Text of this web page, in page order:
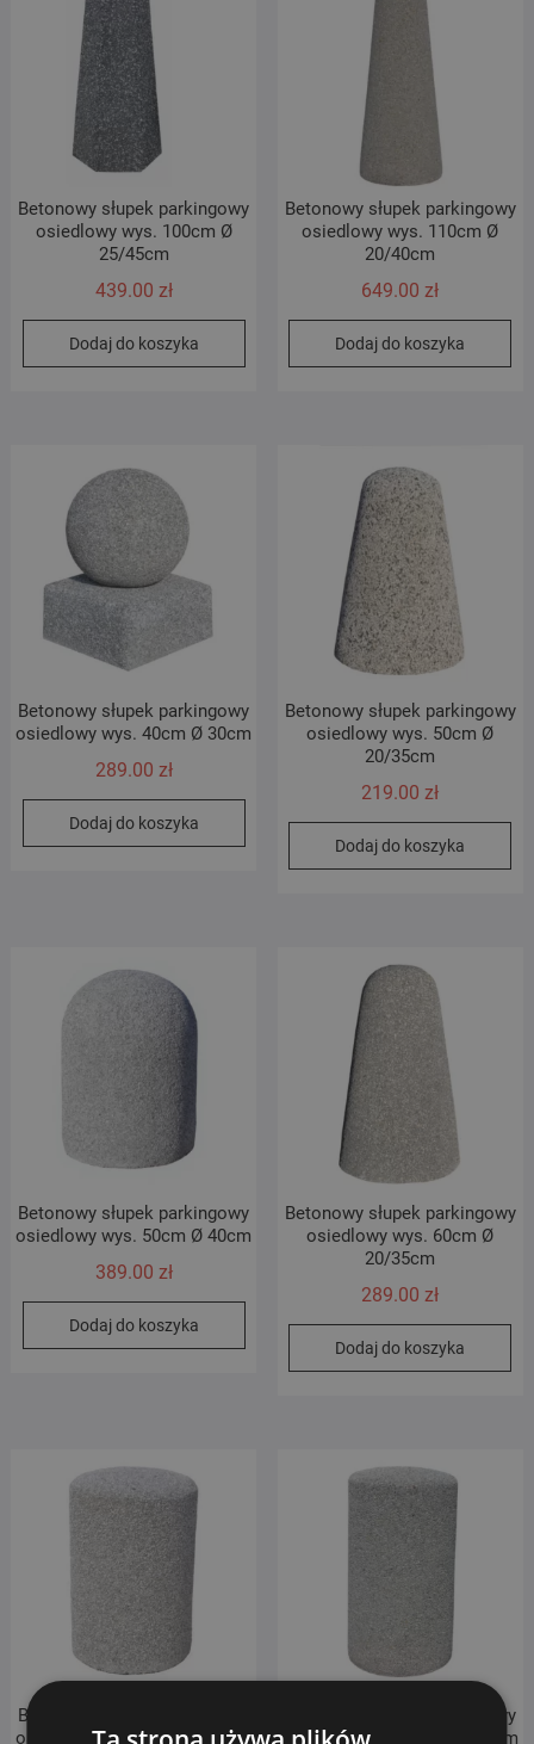
Betonowy słupek parkingowy
osiedlowy wys. 100cm Ø
25/45cm
439.00 zł
Dodaj do koszyka
Betonowy słupek parkingowy
osiedlowy wys. 110cm Ø
20/40cm
649.00zł
Dodaj do koszyka
Betonowy słupek parkingowy
osiedlowy wys. 40cm Ø 30cm
289.00 zł
Dodaj do koszyka
Betonowy słupek parkingowy
osiedlowy wys. 50cm Ø
20/35cm
219.00 zł
Dodaj do koszyka
Betonowy słupek parkingowy
osiedlowy wys. 50cm Ø 40cm
389.00 zł
Dodaj do koszyka
Betonowy słupek parkingowy
osiedlowy wys. 60cm Ø
20/35cm
289.00 zł
Dodaj do koszyka
Betonowy słupek parkingowy
osiedlowy wys. 60cm Ø 40cm
Betonowy słupek parkingowy
osiedlowy wys. 70cm Ø 40cm